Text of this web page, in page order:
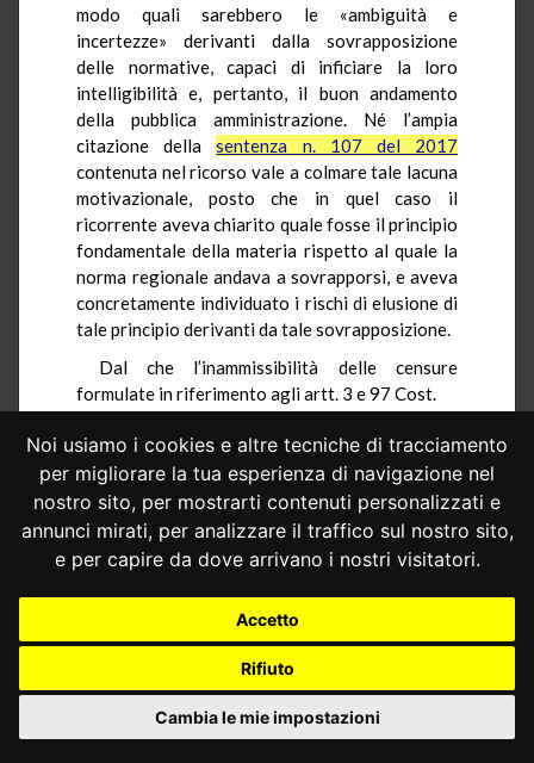
Noi usiamo i cookies e altre tecniche di tracciamento
per migliorare la tua esperienza di navigazione nel
nostro sito, per mostrarti contenuti personalizzati e
annunci mirati, per analizzare il traffico sul nostro sito,
e per capire da dove arrivano i nostri visitatori.
Accetto
Rifiuto
Cambia le mie impostazioni
modo quali sarebbero le «ambiguità e
incertezze» derivanti dalla sovrapposizione
delle normative, capaci di inficiare la loro
intelligibilità e, pertanto, il buon andamento
della pubblica amministrazione. Né l’ampia
citazione dellasentenza n. 107 del 2017
contenuta nel ricorso vale a colmare tale lacuna
motivazionale, posto che in quel caso il
ricorrente aveva chiarito quale fosse il principio
fondamentale della materia rispetto al quale la
norma regionale andava a sovrapporsi, e aveva
concretamente individuato i rischi di elusione di
tale principio derivanti da tale sovrapposizione.
Dal che l’inammissibilità delle censure
formulate in riferimento agli artt. 3 e 97 Cost.
in riferimento alla violazione dell’art. 117, terzo
comma, Cost ., per violazione dei principi
fondamentali delle materie «protezione civile» e
«governo del territorio», essa – come anticipato
– non è fondata.
Occorre invero premettere che gli artt. 93,
edilizia sono già stati ritenuti
espressivi di principi fondamentali di quelle
sentenze n. 264 del 2019
n. 60 del 2017
), in particolare per ciò che
concerne la necessità di dare il preavviso degli